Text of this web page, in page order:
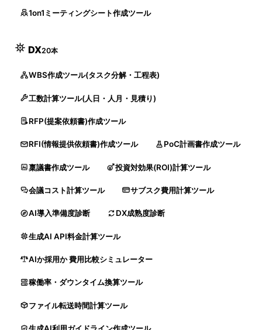
1on1ミーティングシート作成ツール
DX20本
WBS作成ツール(タスク分解・工程表)
工数計算ツール(人日・人月・見積り)
RFP(提案依頼書)作成ツール
RFI(情報提供依頼書)作成ツール PoC計画書作成ツール
稟議書作成ツール 投資対効果(ROI)計算ツール
会議コスト計算ツール サブスク費用計算ツール
AI導入準備度診断 DX成熟度診断
生成AI API料金計算ツール
AIか採用か 費用比較シミュレーター
稼働率・ダウンタイム換算ツール
ファイル転送時間計算ツール